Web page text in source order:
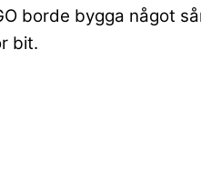
borde bygga något
bit.